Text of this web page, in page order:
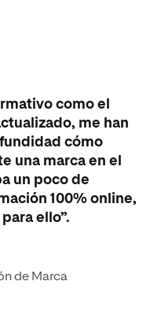
como el
me han
cómo
una marca en el
un poco de
100% online,
ello”.
de Marca